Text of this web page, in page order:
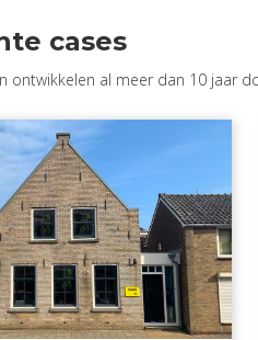
cases
ontwikkelen al meer dan 10 jaar